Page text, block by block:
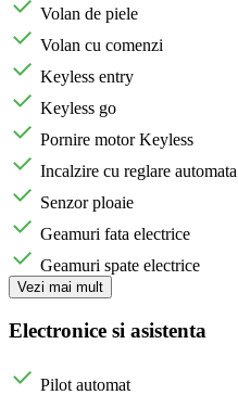
Volan de piele
Volan cu comenzi
Keyless entry
Keyless go
Pornire motor Keyless
Incalzire cu reglare automata
Senzor ploaie
Geamuri fata electrice
Geamuri spate electrice
Vezi mai mult
Electronice si asistenta
Pilot automat